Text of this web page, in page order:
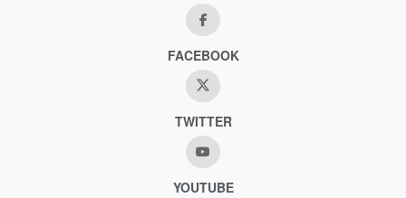
FACEBOOK
TWITTER
YOUTUBE